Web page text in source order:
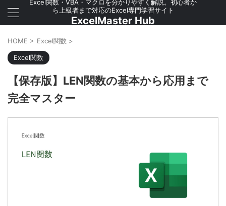
Excel関数・VBA・マクロを分かりやすく解説。初心者か
ら上級者まで対応のExcel専門学習サイト
ExcelMaster Hub
HOME > Excel関数 >
Excel関数
【保存版】LEN関数の基本から応用まで
完全マスター